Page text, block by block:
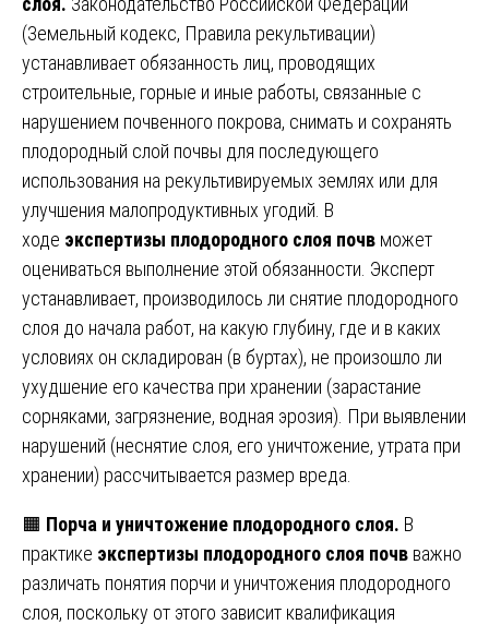
(Земельный кодекс, Правила рекультивации)
устанавливает обязанность лиц, проводящих
строительные, горные и иные работы, связанные с
нарушением почвенного покрова, снимать и сохранять
плодородный слой почвы для последующего
использования на рекультивируемых землях или для
улучшения малопродуктивных угодий. В
ходе экспертизы плодородного слоя почв может
оцениваться выполнение этой обязанности. Эксперт
устанавливает, производилось ли снятие плодородного
слоя до начала работ, на какую глубину, где и в каких
условиях он складирован (в буртах), не произошло ли
ухудшение его качества при хранении (зарастание
сорняками, загрязнение, водная эрозия). При выявлении
нарушений (неснятие слоя, его уничтожение, утрата при
хранении) рассчитывается размер вреда.
🟧 Порча и уничтожение плодородного слоя. В
практике экспертизы плодородного слоя почв важно
различать понятия порчи и уничтожения плодородного
слоя, поскольку от этого зависит квалификация